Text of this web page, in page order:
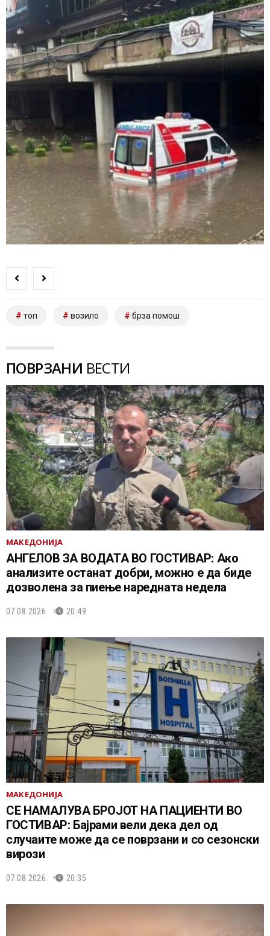
топ возило брза помош
ПОВРЗАНИ ВЕСТИ
МАКЕДОНИЈА
АНГЕЛОВ ЗА ВОДАТА ВО ГОСТИВАР: Ако
анализите останат добри, можно е да биде
дозволена за пиење наредната недела
07.08.2026. 20:49
МАКЕДОНИЈА
СЕ НАМАЛУВА БРОЈОТ НА ПАЦИЕНТИ ВО
ГОСТИВАР: Бајрами вели дека дел од
случаите може да се поврзани и со сезонски
вирози
07.08.2026. 20:35